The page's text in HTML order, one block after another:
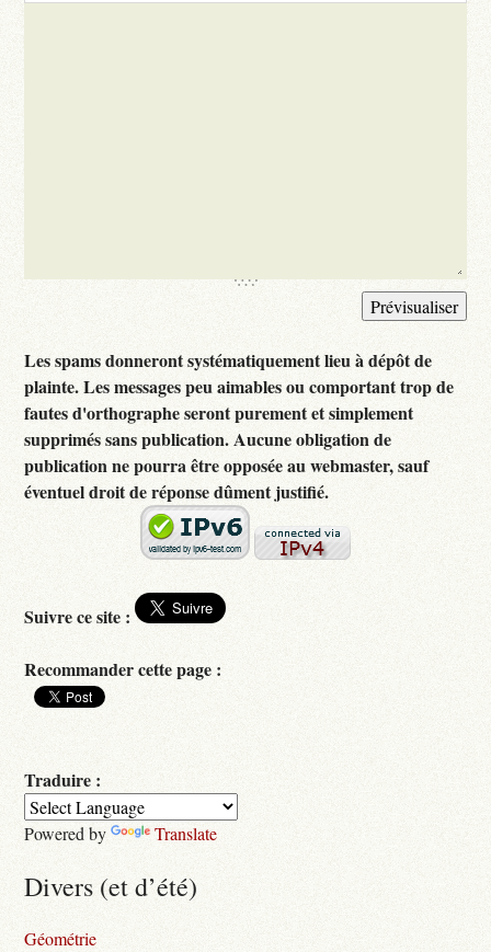
Les spams donneront systématiquement lieu à dépôt de
plainte. Les messages peu aimables ou comportant trop de
fautes d'orthographe seront purement et simplement
supprimés sans publication. Aucune obligation de
publication ne pourra être opposée au webmaster, sauf
éventuel droit de réponse dûment justifié.
Suivre ce site :
Recommander cette page :
Traduire :
Powered by Translate
Divers (et d’été)
Géométrie